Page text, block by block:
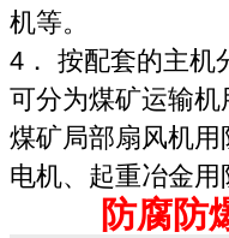
机等。
4． 按配套的主机
可分为煤矿运输
煤矿局部扇风机
电机、起重冶金
防腐防